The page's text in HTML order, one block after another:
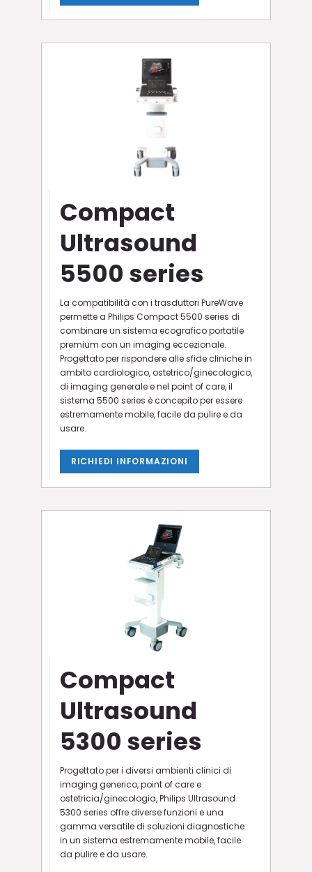
Compact
Ultrasound
5500 series
La compatibilità con i trasduttori PureWave
permette a Philips Compact 5500 series di
combinare un sistema ecografico portatile
premium con un imaging eccezionale.
Progettato per rispondere alle sfide cliniche in
ambito cardiologico, ostetrico/ginecologico,
di imaging generale e nel point of care, il
sistema 5500 series è concepito per essere
estremamente mobile, facile da pulire e da
usare.
RICHIEDI INFORMAZIONI
Compact
Ultrasound
5300 series
Progettato per i diversi ambienti clinici di
imaging generico, point of care e
ostetricia/ginecologia, Philips Ultrasound
5300 series offre diverse funzioni e una
gamma versatile di soluzioni diagnostiche
in un sistema estremamente mobile, facile
da pulire e da usare.